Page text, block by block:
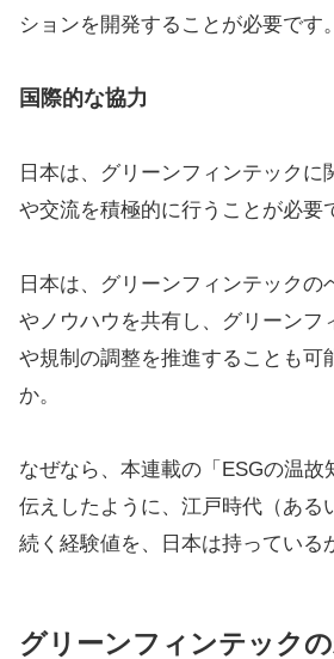
ションを開発することが必要です。
国際的な協力
日本は、グリーンフィンテックに
や交流を積極的に行うことが必要
日本は、グリーンフィンテックの
やノウハウを共有し、グリーンフ
や規制の調整を推進することも可
か。
なぜなら、本連載の「ESGの温故
伝えしたように、江戸時代（ある
続く経験値を、日本は持っている
グリーンフィンテック